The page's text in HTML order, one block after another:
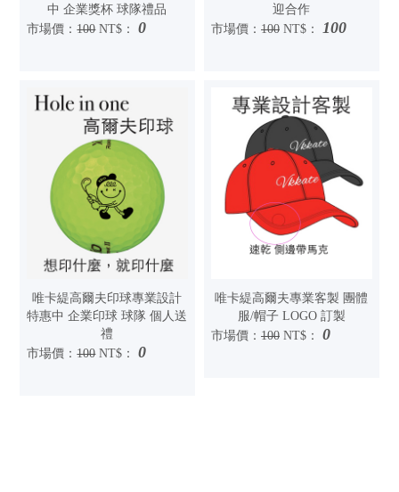
中 企業獎杯 球隊禮品
市場價：100 NT$：0
迎合作
市場價： 100 NT$： 100
唯卡緹高爾夫印球專業設計
特惠中 企業印球 球隊 個人送
禮
市場價：100 NT$：0
唯卡緹高爾夫專業客製 團體
服/帽子 LOGO 訂製
市場價： 100 NT$： 0